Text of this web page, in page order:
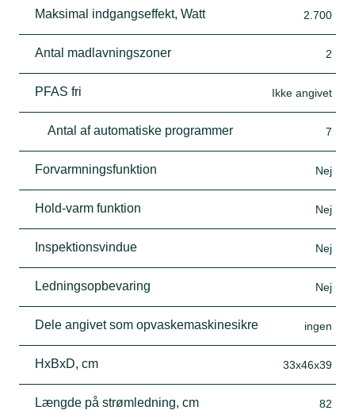
Maksimal indgangseffekt, Watt 2.700
Antal madlavningszoner 2
PFAS fri Ikke angivet
Antal af automatiske programmer 7
Forvarmningsfunktion Nej
Hold-varm funktion Nej
Inspektionsvindue Nej
Ledningsopbevaring Nej
Dele angivet som opvaskemaskinesikre ingen
HxBxD, cm 33x46x39
Længde på strømledning, cm 82